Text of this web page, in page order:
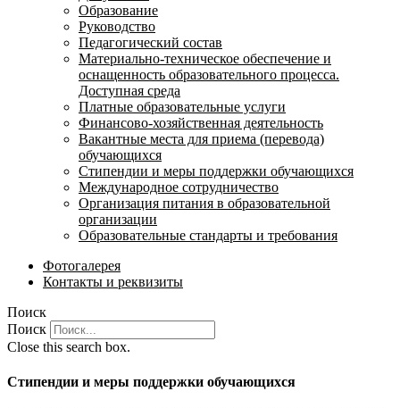
Образование
Руководство
Педагогический состав
Материально-техническое обеспечение и
оснащенность образовательного процесса.
Доступная среда
Платные образовательные услуги
Финансово-хозяйственная деятельность
Вакантные места для приема (перевода)
обучающихся
Стипендии и меры поддержки обучающихся
Международное сотрудничество
Организация питания в образовательной
организации
Образовательные стандарты и требования
Фотогалерея
Контакты и реквизиты
Поиск
Поиск
Close this search box.
Стипендии и меры поддержки обучающихся